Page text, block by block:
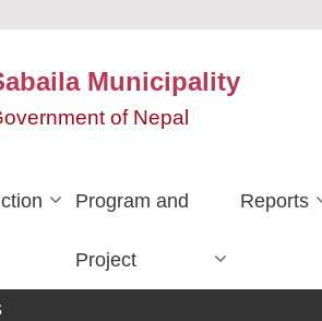
Municipality
of Nepal
Program and
Project
Reports